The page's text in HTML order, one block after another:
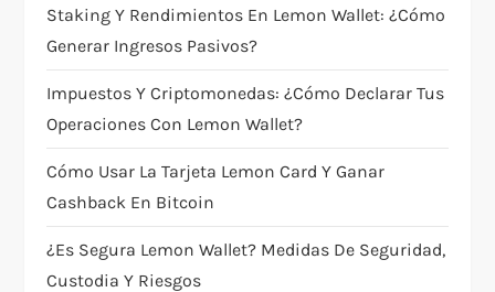
i
o
n
Staking Y Rendimientos En Lemon Wallet: ¿cómo
Generar Ingresos Pasivos?
Impuestos Y Criptomonedas: ¿cómo Declarar Tus
Operaciones Con Lemon Wallet?
Cómo Usar La Tarjeta Lemon Card Y Ganar
Cashback En Bitcoin
¿Es Segura Lemon Wallet? Medidas De Seguridad,
Custodia Y Riesgos